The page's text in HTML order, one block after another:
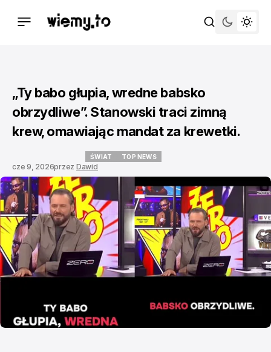
„Ty babo głupia, wredne babsko
obrzydliwe”. Stanowski traci zimną
krew, omawiając mandat za krewetki.
ŚWIAT TOP NEWS
cze 9, 2026przez Dawid